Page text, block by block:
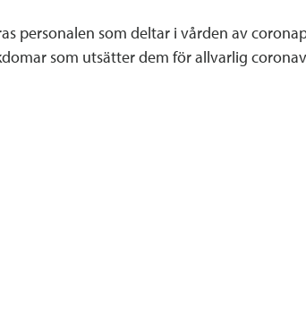
personalen som deltar i vården av
som utsätter dem för allvarlig